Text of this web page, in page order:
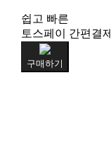
쉽고 빠른
토스페이 간편결제
구매하기